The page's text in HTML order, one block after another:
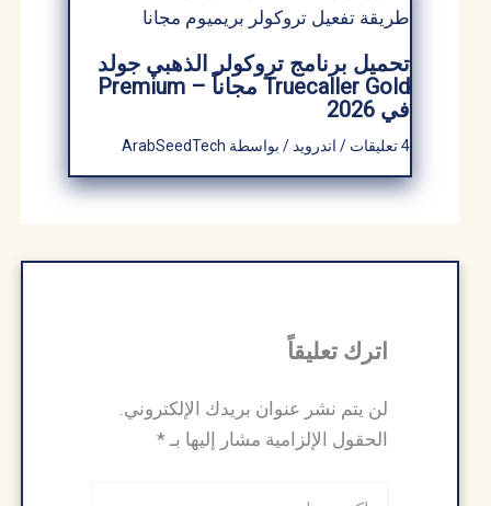
تحميل برنامج تروكولر الذهبي جولد
Truecaller Gold مجاناً – Premium
في 2026
/ اندرويد/ بواسطةArabSeedTech
اترك تعليقاً
لن يتم نشر عنوان بريدك الإلكتروني.
الحقول الإلزامية مشار إليها بـ*